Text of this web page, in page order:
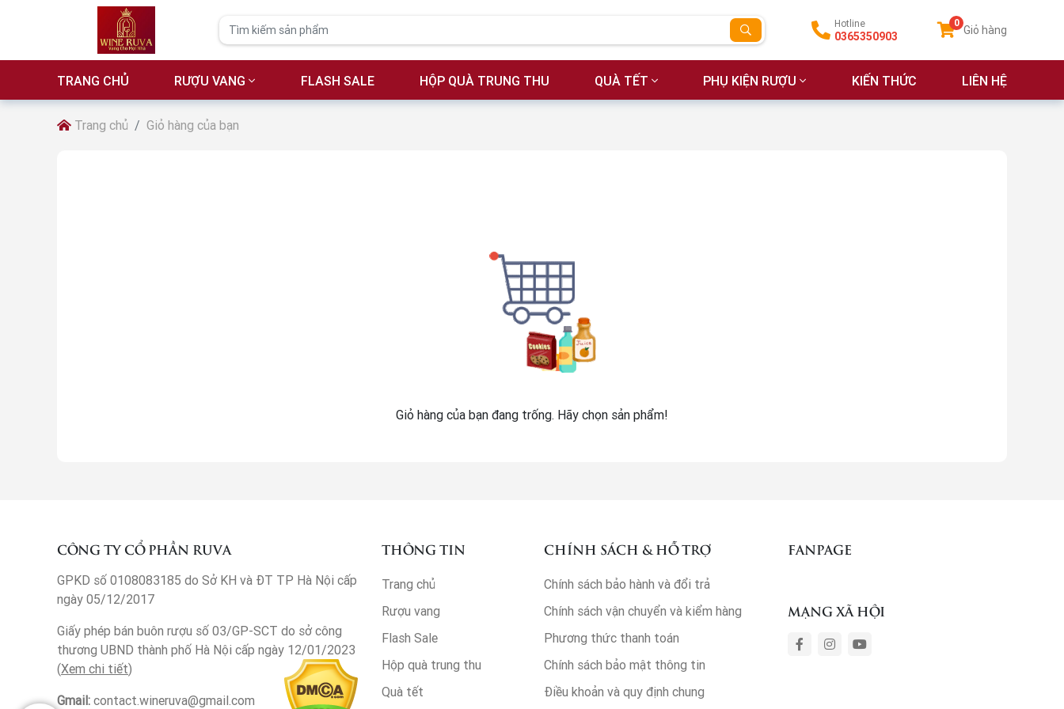
Hotline
0365350903
0 Giỏ hàng
TRANG CHỦ RƯỢU VANG FLASH SALE HỘP QUÀ TRUNG THU QUÀ TẾT PHỤ KIỆN RƯỢU KIẾN THỨC LIÊN HỆ
Trang chủ Giỏ hàng của bạn
Giỏ hàng của bạn đang trống. Hãy chọn sản phẩm!
CÔNG TY CỔ PHẦN RUVA
GPKD số 0108083185 do Sở KH và ĐT TP Hà Nội cấp
ngày 05/12/2017
Giấy phép bán buôn rượu số 03/GP-SCT do sở công
thương UBND thành phố Hà Nội cấp ngày 12/01/2023
(Xem chi tiết)
Gmail: contact.wineruva@gmail.com
THÔNG TIN
Trang chủ
Rượu vang
Flash Sale
Hộp quà trung thu
Quà tết
CHÍNH SÁCH & HỖ TRỢ
Chính sách bảo hành và đổi trả
Chính sách vận chuyển và kiểm hàng
Phương thức thanh toán
Chính sách bảo mật thông tin
Điều khoản và quy định chung
FANPAGE
MẠNG XÃ HỘI